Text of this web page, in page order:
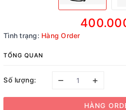
Tình trạng: Hàng Order
TỔNG QUAN
Số lượng: – +
HÀNG